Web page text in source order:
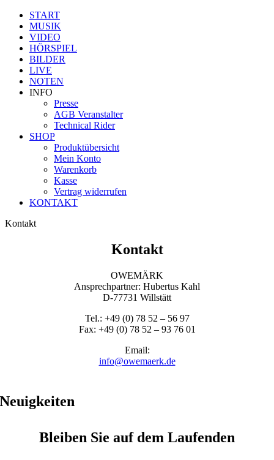
START
MUSIK
VIDEO
HÖRSPIEL
BILDER
LIVE
NOTEN
INFO
Presse
AGB Veranstalter
Technical Rider
SHOP
Produktübersicht
Mein Konto
Warenkorb
Kasse
Vertrag widerrufen
KONTAKT
Kontakt
Kontakt
OWEMÄRK
Ansprechpartner: Hubertus Kahl
D-77731 Willstätt
Tel.: +49 (0) 78 52 – 56 97
Fax: +49 (0) 78 52 – 93 76 01
Email:
info@owemaerk.de
Neuigkeiten
Bleiben Sie auf dem Laufenden